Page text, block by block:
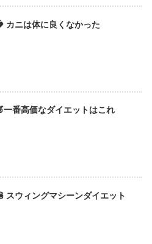
カニは体に良くなかった
一番高価なダイエットはこれ
スウィングマシーンダイエット